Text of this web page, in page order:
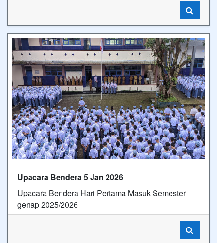
Upacara Bendera 5 Jan 2026
Upacara Bendera Hari Pertama Masuk Semester
genap 2025/2026